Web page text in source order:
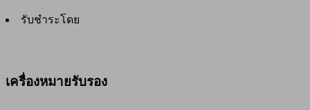
รับชำระโดย
เครื่องหมายรับรอง